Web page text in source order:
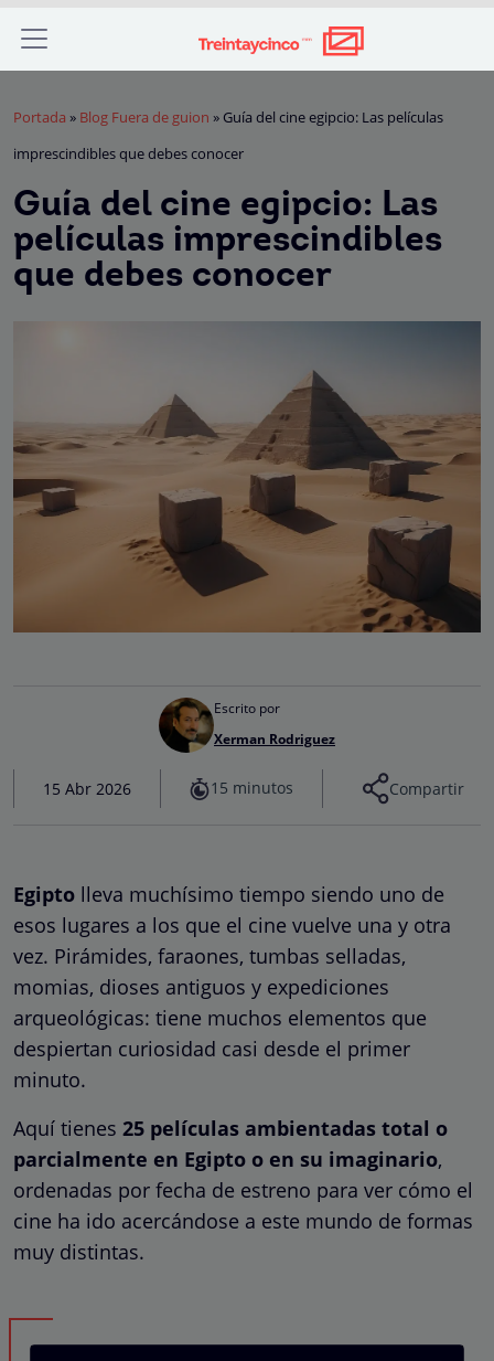
Portada » Blog Fuera de guion » Guía del cine egipcio: Las películas
imprescindibles que debes conocer
Guía del cine egipcio: Las
películas imprescindibles
que debes conocer
Escrito por
Xerman Rodriguez
15 Abr 2026 15 minutos Compartir
Egipto lleva muchísimo tiempo siendo uno de
esos lugares a los que el cine vuelve una y otra
vez. Pirámides, faraones, tumbas selladas,
momias, dioses antiguos y expediciones
arqueológicas: tiene muchos elementos que
despiertan curiosidad casi desde el primer
minuto.
Aquí tienes 25 películas ambientadas total o
parcialmente en Egipto o en su imaginario,
ordenadas por fecha de estreno para ver cómo el
cine ha ido acercándose a este mundo de formas
muy distintas.